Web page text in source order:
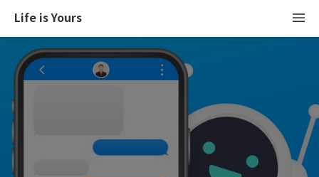
Life is Yours